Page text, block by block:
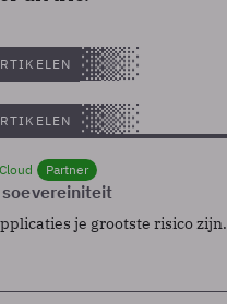
Partner
je grootste risico zijn.